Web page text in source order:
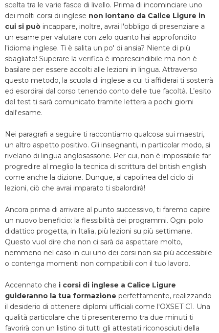
scelta tra le varie fasce di livello. Prima di incominciare uno
dei molti corsi di inglese non lontano da Calice Ligure in
cui si può incappare, inoltre, avrai l'obbligo di presenziare a
un esame per valutare con zelo quanto hai approfondito
l'idioma inglese. Ti è salita un po' di ansia? Niente di più
sbagliato! Superare la verifica è imprescindibile ma non è
basilare per essere accolti alle lezioni in lingua. Attraverso
questo metodo, la scuola di inglese a cui ti affiderai ti sosterrà
ed esordirai dal corso tenendo conto delle tue facoltà. L’esito
del test ti sarà comunicato tramite lettera a pochi giorni
dall'esame.
Nei paragrafi a seguire ti raccontiamo qualcosa sui maestri,
un altro aspetto positivo. Gli insegnanti, in particolar modo, si
rivelano di lingua anglosassone. Per cui, non è impossibile far
progredire al meglio la tecnica di scrittura del british english
come anche la dizione. Dunque, al capolinea del ciclo di
lezioni, ciò che avrai imparato ti sbalordirà!
Ancora prima di arrivare al punto successivo, ti faremo capire
un nuovo beneficio: la flessibilità dei programmi. Ogni polo
didattico progetta, in Italia, più lezioni su più settimane.
Questo vuol dire che non ci sarà da aspettare molto,
nemmeno nel caso in cui uno dei corsi non sia più accessibile
o contenga momenti non compatibili con il tuo lavoro.
Accennato che i corsi di inglese a Calice Ligure
guideranno la tua formazione perfettamente, realizzando
il desiderio di ottenere diplomi ufficiali come l'OXSET C1. Una
qualità particolare che ti presenteremo tra due minuti ti
favorirà con un listino di tutti gli attestati riconosciuti della